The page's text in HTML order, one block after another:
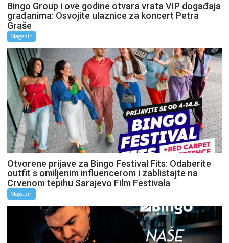
Bingo Group i ove godine otvara vrata VIP događaja
građanima: Osvojite ulaznice za koncert Petra
Graše
Magazin
Otvorene prijave za Bingo Festival Fits: Odaberite
outfit s omiljenim influencerom i zablistajte na
Crvenom tepihu Sarajevo Film Festivala
Magazin